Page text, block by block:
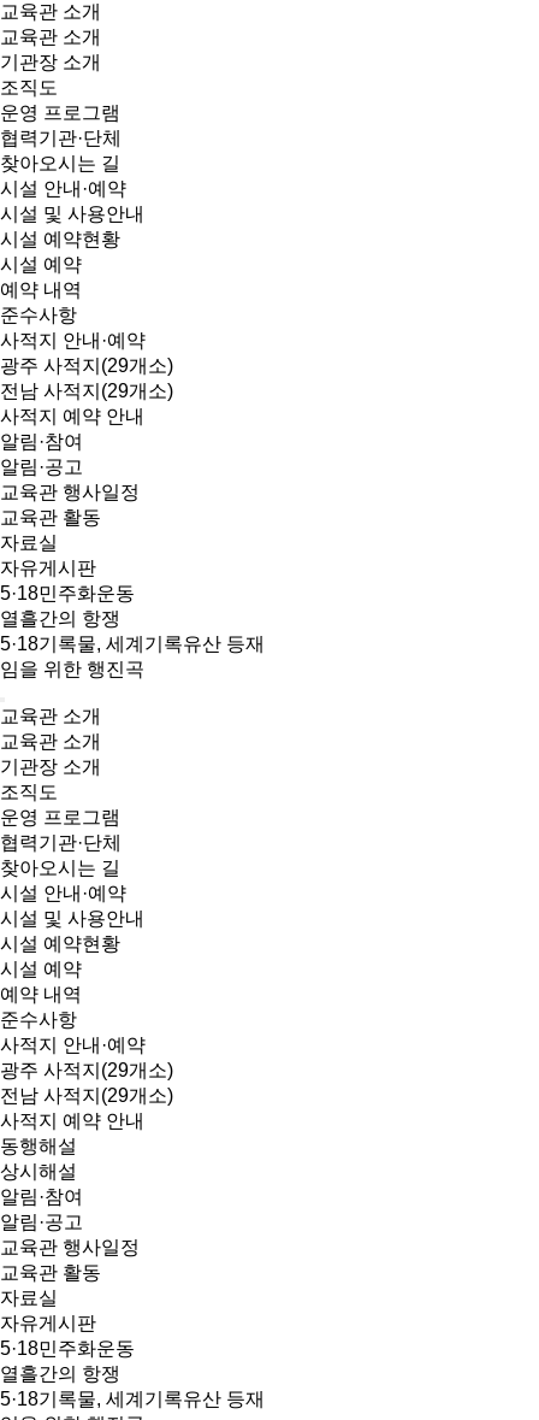
교육관 소개
교육관 소개
기관장 소개
조직도
운영 프로그램
협력기관·단체
찾아오시는 길
시설 안내·예약
시설 및 사용안내
시설 예약현황
시설 예약
예약 내역
준수사항
사적지 안내·예약
광주 사적지(29개소)
전남 사적지(29개소)
사적지 예약 안내
알림·참여
알림·공고
교육관 행사일정
교육관 활동
자료실
자유게시판
5·18민주화운동
열흘간의 항쟁
5·18기록물, 세계기록유산 등재
임을 위한 행진곡
교육관 소개
교육관 소개
기관장 소개
조직도
운영 프로그램
협력기관·단체
찾아오시는 길
시설 안내·예약
시설 및 사용안내
시설 예약현황
시설 예약
예약 내역
준수사항
사적지 안내·예약
광주 사적지(29개소)
전남 사적지(29개소)
사적지 예약 안내
동행해설
상시해설
알림·참여
알림·공고
교육관 행사일정
교육관 활동
자료실
자유게시판
5·18민주화운동
열흘간의 항쟁
5·18기록물, 세계기록유산 등재